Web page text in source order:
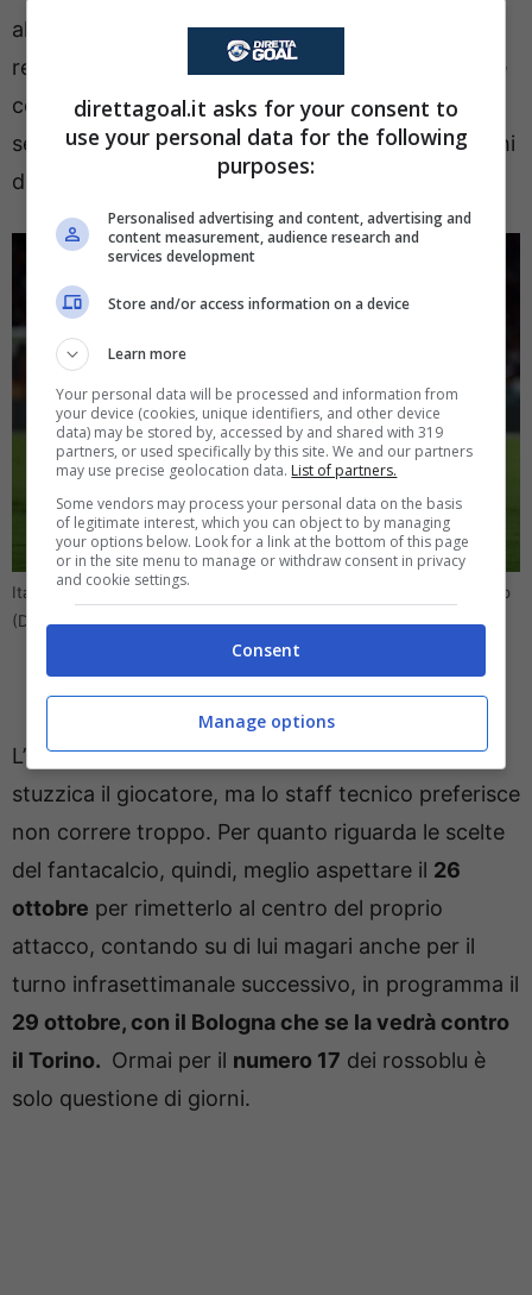
al top della forma o quasi, di certo pienamente
recuperato. Non è da escludere che possa essere
convocato per la panchina magari anche la
settimana prima, ma non si vogliono correre rischi
di nessun genere.
Italiano ritrova Immobile per il suo Bologna: titolare al Fantacalcio
(Direttagoal – ANSA)
L’idea di portarlo già per la trasferta diCagliari
stuzzica il giocatore, ma lo staff tecnico preferisce
non correre troppo. Per quanto riguarda le scelte
del fantacalcio, quindi, meglio aspettare il 26
ottobre per rimetterlo al centro del proprio
attacco, contando su di lui magari anche per il
turno infrasettimanale successivo, in programma il
29 ottobre, con il Bologna che se la vedrà contro
il Torino. Ormai per il numero 17 dei rossoblu è
solo questione di giorni.
direttagoal.it asks for your consent to
use your personal data for the following
purposes:
Personalised advertising and content, advertising and
content measurement, audience research and
services development
Store and/or access information on a device
Learn more
Your personal data will be processed and information from
your device (cookies, unique identifiers, and other device
data) may be stored by, accessed by and shared with 319
partners, or used specifically by this site. We and our partners
may use precise geolocation data. List of partners.
Some vendors may process your personal data on the basis
of legitimate interest, which you can object to by managing
your options below. Look for a link at the bottom of this page
or in the site menu to manage or withdraw consent in privacy
and cookie settings.
Consent
Manage options